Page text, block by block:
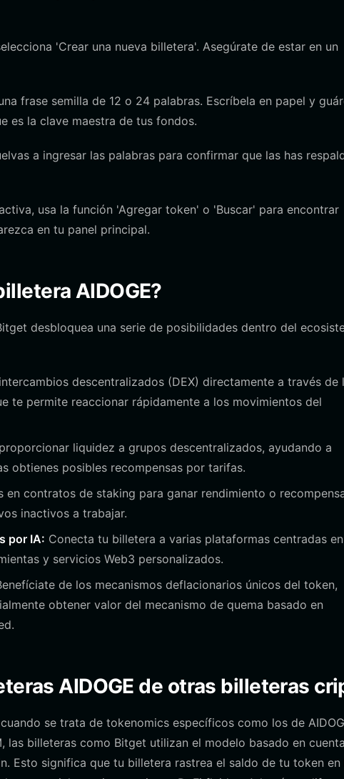
'Crear una nueva billetera'. Asegúrate de estar en un
frase semilla de 12 o 24 palabras. Escríbela en papel y
es la clave maestra de tus fondos.
a ingresar las palabras para confirmar que las has
usa la función 'Agregar token' o 'Buscar' para encontrar
en tu panel principal.
AIDOGE?
desbloquea una serie de posibilidades dentro del
descentralizados (DEX) directamente a través de
te permite reaccionar rápidamente a los movimientos del
liquidez a grupos descentralizados, ayudando a
obtienes posibles recompensas por tarifas.
en contratos de staking para ganar rendimiento o
inactivos a trabajar.
por IA: Conecta tu billetera a varias plataformas centradas
y servicios Web3 personalizados.
de los mecanismos deflacionarios únicos del token,
obtener valor del mecanismo de quema basado en
AIDOGE de otras billeteras
se trata de tokenomics específicos como los de
las billeteras como Bitget utilizan el modelo basado en
Esto significa que tu billetera rastrea el saldo de tu token en